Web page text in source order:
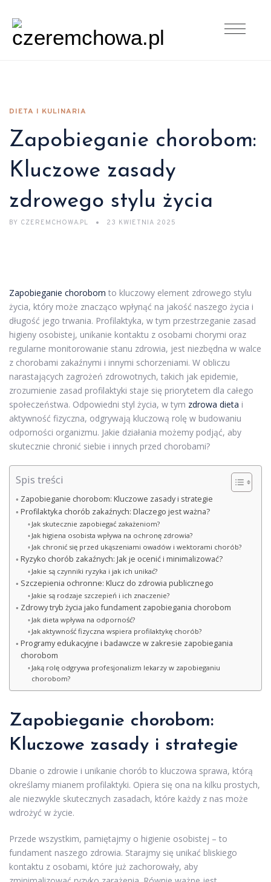
DIETA I KULINARIA
Zapobieganie chorobom:
Kluczowe zasady
zdrowego stylu życia
BY CZEREMCHOWA.PL 23 KWIETNIA 2025
Zapobieganie chorobom to kluczowy element zdrowego stylu
życia, który może znacząco wpłynąć na jakość naszego życia i
długość jego trwania. Profilaktyka, w tym przestrzeganie zasad
higieny osobistej, unikanie kontaktu z osobami chorymi oraz
regularne monitorowanie stanu zdrowia, jest niezbędna w walce
z chorobami zakaźnymi i innymi schorzeniami. W obliczu
narastających zagrożeń zdrowotnych, takich jak epidemie,
zrozumienie zasad profilaktyki staje się priorytetem dla całego
społeczeństwa. Odpowiedni styl życia, w tym zdrowa dieta i
aktywność fizyczna, odgrywają kluczową rolę w budowaniu
odporności organizmu. Jakie działania możemy podjąć, aby
skutecznie chronić siebie i innych przed chorobami?
Spis treści
Zapobieganie chorobom: Kluczowe zasady i strategie
Profilaktyka chorób zakaźnych: Dlaczego jest ważna?
Jak skutecznie zapobiegać zakażeniom?
Jak higiena osobista wpływa na ochronę zdrowia?
Jak chronić się przed ukąszeniami owadów i wektorami chorób?
Ryzyko chorób zakaźnych: Jak je ocenić i minimalizować?
Jakie są czynniki ryzyka i jak ich unikać?
Szczepienia ochronne: Klucz do zdrowia publicznego
Jakie są rodzaje szczepień i ich znaczenie?
Zdrowy tryb życia jako fundament zapobiegania chorobom
Jak dieta wpływa na odporność?
Jak aktywność fizyczna wspiera profilaktykę chorób?
Programy edukacyjne i badawcze w zakresie zapobiegania
chorobom
Jaką rolę odgrywa profesjonalizm lekarzy w zapobieganiu
chorobom?
Zapobieganie chorobom:
Kluczowe zasady i strategie
Dbanie o zdrowie i unikanie chorób to kluczowa sprawa, którą
określamy mianem profilaktyki. Opiera się ona na kilku prostych,
ale niezwykle skutecznych zasadach, które każdy z nas może
wdrożyć w życie.
Przede wszystkim, pamiętajmy o higienie osobistej – to
fundament naszego zdrowia. Starajmy się unikać bliskiego
kontaktu z osobami, które już zachorowały, aby